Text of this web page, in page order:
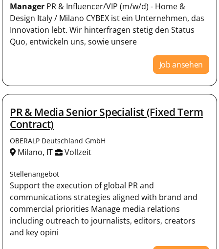
Manager PR & Influencer/VIP (m/w/d) - Home &
Design Italy / Milano CYBEX ist ein Unternehmen, das
Innovation lebt. Wir hinterfragen stetig den Status
Quo, entwickeln uns, sowie unsere
Job ansehen
PR & Media Senior Specialist (Fixed Term
Contract)
OBERALP Deutschland GmbH
Milano, IT Vollzeit
Stellenangebot
Support the execution of global PR and
communications strategies aligned with brand and
commercial priorities Manage media relations
including outreach to journalists, editors, creators
and key opini